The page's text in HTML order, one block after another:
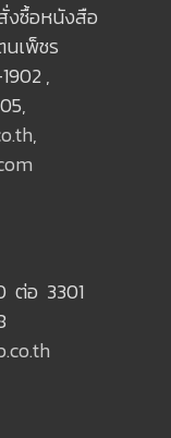
งซื้อหนังสือ
เพ็ชร
,
,
ต่อ 3301